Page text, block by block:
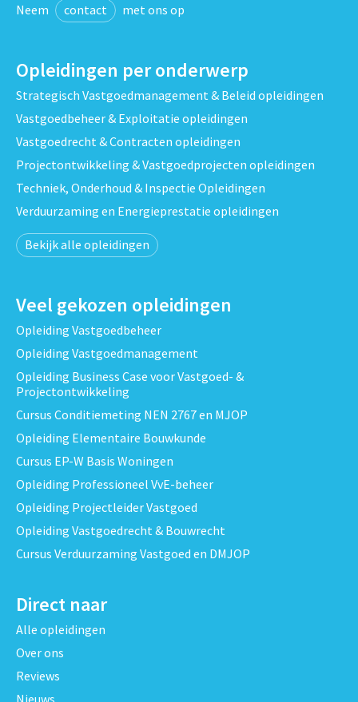
Neem contact met ons op
Opleidingen per onderwerp
Strategisch Vastgoedmanagement & Beleid opleidingen
Vastgoedbeheer & Exploitatie opleidingen
Vastgoedrecht & Contracten opleidingen
Projectontwikkeling & Vastgoedprojecten opleidingen
Techniek, Onderhoud & Inspectie Opleidingen
Verduurzaming en Energieprestatie opleidingen
Bekijk alle opleidingen
Veel gekozen opleidingen
Opleiding Vastgoedbeheer
Opleiding Vastgoedmanagement
Opleiding Business Case voor Vastgoed- &
Projectontwikkeling
Cursus Conditiemeting NEN 2767 en MJOP
Opleiding Elementaire Bouwkunde
Cursus EP-W Basis Woningen
Opleiding Professioneel VvE-beheer
Opleiding Projectleider Vastgoed
Opleiding Vastgoedrecht & Bouwrecht
Cursus Verduurzaming Vastgoed en DMJOP
Direct naar
Alle opleidingen
Over ons
Reviews
Nieuws